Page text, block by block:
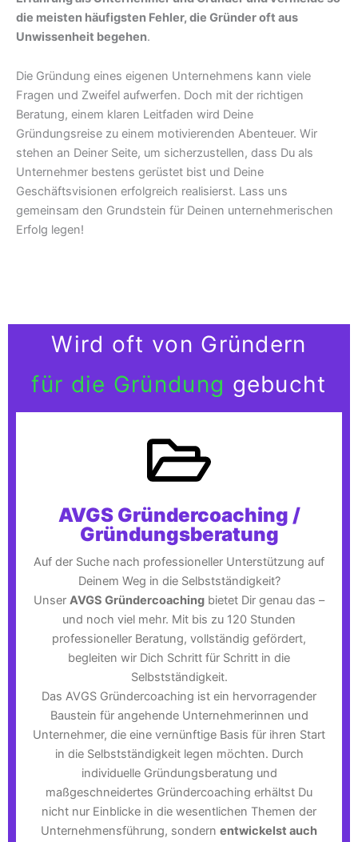
die meisten häufigsten Fehler, die Gründer oft aus
Unwissenheit begehen.
Die Gründung eines eigenen Unternehmens kann viele
Fragen und Zweifel aufwerfen. Doch mit der richtigen
Beratung, einem klaren Leitfaden wird Deine
Gründungsreise zu einem motivierenden Abenteuer. Wir
stehen an Deiner Seite, um sicherzustellen, dass Du als
Unternehmer bestens gerüstet bist und Deine
Geschäftsvisionen erfolgreich realisierst. Lass uns
gemeinsam den Grundstein für Deinen unternehmerischen
Erfolg legen!
Wird oft von Gründern
für die Gründung gebucht
AVGS Gründercoaching /
Gründungsberatung
Auf der Suche nach professioneller Unterstützung auf
Deinem Weg in die Selbstständigkeit?
Unser AVGS Gründercoaching bietet Dir genau das –
und noch viel mehr. Mit bis zu 120 Stunden
professioneller Beratung, vollständig gefördert,
begleiten wir Dich Schritt für Schritt in die
Selbstständigkeit.
Das AVGS Gründercoaching ist ein hervorragender
Baustein für angehende Unternehmerinnen und
Unternehmer, die eine vernünftige Basis für ihren Start
in die Selbstständigkeit legen möchten. Durch
individuelle Gründungsberatung und
maßgeschneidertes Gründercoaching erhältst Du
nicht nur Einblicke in die wesentlichen Themen der
Unternehmensführung, sondern entwickelst auch